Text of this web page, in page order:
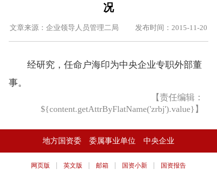
况
文章来源：企业领导人员管理二局 发布时间：2015-11-20
经研究，任命户海印为中央企业专职外部董
事。
【责任编辑：
${content.getAttrByFlatName('zrbj').value}】
地方国资委 委属事业单位 中央企业
网页版 | 英文版 | 邮箱 | 国资小新 | 国资报告